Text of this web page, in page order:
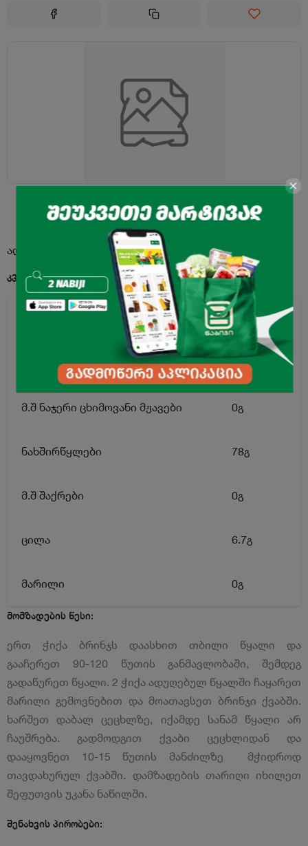
აღწერა
კვებითი ღირებულება 100გ. პროდუქტში:
ენერგეტიკული ღირებულება 345კკალ
0გ
მ.შ ნაჯერი ცხიმოვანი მჟავები 0გ
ნახშირწყლები 78გ
მ.შ შაქრები 0გ
ცილა 6.7გ
მარილი 0გ
მომზადების წესი:
ერთ ჭიქა ბრინჯს დაასხით თბილი წყალი და
გააჩერეთ 90-120 წუთის განმავლობაში, შემდეგ
გადაწურეთ წყალი. 2 ჭიქა ადუღებულ წყალში ჩაყარეთ
მარილი გემოვნებით და მოათავსეთ ბრინჯი ქვაბში.
ხარშეთ დაბალ ცეცხლზე, იქამდე სანამ წყალი არ
ჩაუშრება. გადმოდგით ქვაბი ცეცხლიდან და
დააყოვნეთ 10-15 წუთის მანძილზე მჭიდროდ
თავდახურულ ქვაბში. დამზადების თარიღი იხილეთ
შეფუთვის უკანა ნაწილში.
შენახვის პირობები: